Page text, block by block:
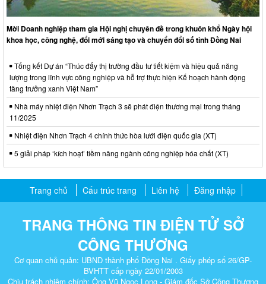
Mời Doanh nghiệp tham gia Hội nghị chuyên đề trong khuôn khổ Ngày hội
khoa học, công nghệ, đổi mới sáng tạo và chuyển đổi số tỉnh Đồng Nai
Tổng kết Dự án “Thúc đẩy thị trường đầu tư tiết kiệm và hiệu quả năng
lượng trong lĩnh vực công nghiệp và hỗ trợ thực hiện Kế hoạch hành động
tăng trưởng xanh Việt Nam”
Nhà máy nhiệt điện Nhơn Trạch 3 sẽ phát điện thương mại trong tháng
11/2025
Nhiệt điện Nhơn Trạch 4 chính thức hòa lưới điện quốc gia (XT)
5 giải pháp ‘kích hoạt’ tiềm năng ngành công nghiệp hóa chất (XT)
Trang chủ Cấu trúc trang Liên hệ Đăng nhập
TRANG THÔNG TIN ĐIỆN TỬ SỞ
CÔNG THƯƠNG
Cơ quan chủ quản: UBND thành phố Đồng Nai . Giấy phép số 26/GP-
BVHTT cấp ngày 22/01/2003
Chịu trách nhiệm chính: Ông Vũ Ngọc Long - Giám đốc Sở Công Thương